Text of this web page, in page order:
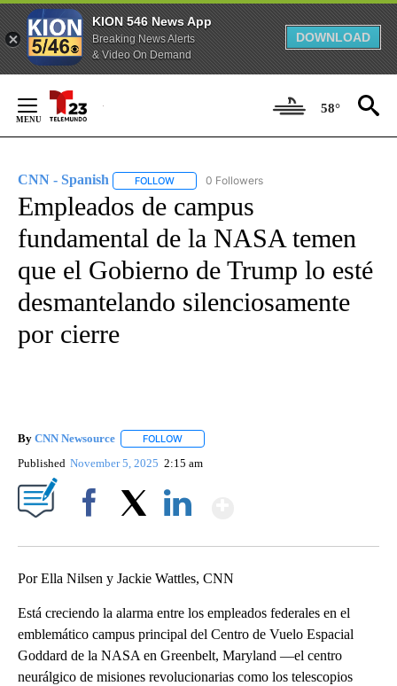
KION 546 News App
Breaking News Alerts
& Video On Demand
DOWNLOAD
Content
58°
CNN - Spanish FOLLOW FOLLOW "CNN - SPANISH" TO RECEIVE
0 Followers
Empleados de campus
fundamental de la NASA temen
que el Gobierno de Trump lo esté
desmantelando silenciosamente
por cierre
By CNN Newsource FOLLOW
Published November 5, 2025 2:15 am
Por Ella Nilsen y Jackie Wattles, CNN
Está creciendo la alarma entre los empleados federales en el
emblemático campus principal del Centro de Vuelo Espacial
Goddard de la NASA en Greenbelt, Maryland —el centro
neurálgico de misiones revolucionarias como los telescopios